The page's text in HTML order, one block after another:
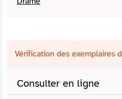
Vérification des exemplaires
Consulter en ligne